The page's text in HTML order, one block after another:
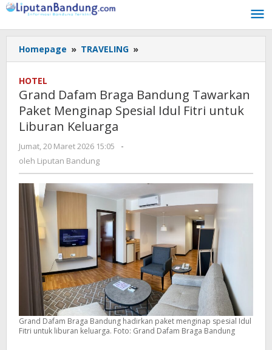
Lewati
konten
Homepage » TRAVELING »
Dafam
Bandung
Tawarkan
Paket
untuk
Liburan
Keluarga
HOTEL
Grand Dafam Braga Bandung Tawarkan
Paket Menginap Spesial Idul Fitri untuk
Liburan Keluarga
Jumat, 20 Maret 2026 15:05
oleh
-
oleh Liputan Bandung
Grand Dafam Braga Bandung hadirkan paket menginap spesial Idul
Fitri untuk liburan keluarga. Foto: Grand Dafam Braga Bandung